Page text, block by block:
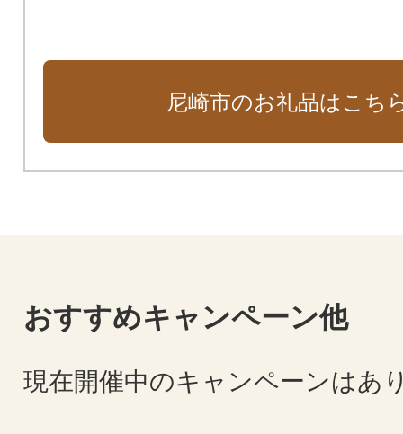
尼崎市のお礼品はこち
おすすめキャンペーン他
現在開催中のキャンペーンはあ